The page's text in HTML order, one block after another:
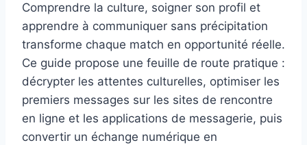
Comprendre la culture, soigner son profil et
apprendre à communiquer sans précipitation
transforme chaque match en opportunité réelle.
Ce guide propose une feuille de route pratique :
décrypter les attentes culturelles, optimiser les
premiers messages sur les sites de rencontre
en ligne et les applications de messagerie, puis
convertir un échange numérique en